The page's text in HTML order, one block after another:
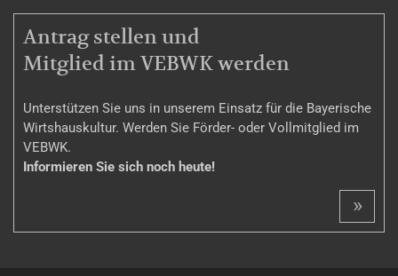
MITGLIEDSCHAFT
Antrag stellen und
Mitglied im VEBWK werden
Unterstützen Sie uns in unserem Einsatz für die Bayerische
Wirtshauskultur. Werden Sie Förder- oder Vollmitglied im
VEBWK.
Informieren Sie sich noch heute!
»